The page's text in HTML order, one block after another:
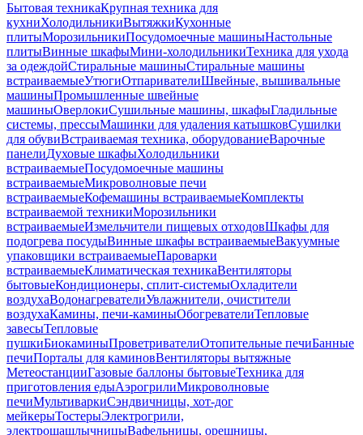
Бытовая техникаКрупная техника для
кухниХолодильникиВытяжкиКухонные
плитыМорозильникиПосудомоечные машиныНастольные
плитыВинные шкафыМини-холодильникиТехника для ухода
за одеждойСтиральные машиныСтиральные машины
встраиваемыеУтюгиОтпаривателиШвейные, вышивальные
машиныПромышленные швейные
машиныОверлокиСушильные машины, шкафыГладильные
системы, прессыМашинки для удаления катышковСушилки
для обувиВстраиваемая техника, оборудованиеВарочные
панелиДуховые шкафыХолодильники
встраиваемыеПосудомоечные машины
встраиваемыеМикроволновые печи
встраиваемыеКофемашины встраиваемыеКомплекты
встраиваемой техникиМорозильники
встраиваемыеИзмельчители пищевых отходовШкафы для
подогрева посудыВинные шкафы встраиваемыеВакуумные
упаковщики встраиваемыеПароварки
встраиваемыеКлиматическая техникаВентиляторы
бытовыеКондиционеры, сплит-системыОхладители
воздухаВодонагревателиУвлажнители, очистители
воздухаКамины, печи-каминыОбогревателиТепловые
завесыТепловые
пушкиБиокаминыПроветривателиОтопительные печиБанные
печиПорталы для каминовВентиляторы вытяжные
МетеостанцииГазовые баллоны бытовыеТехника для
приготовления едыАэрогрилиМикроволновые
печиМультиваркиСэндвичницы, хот-дог
мейкерыТостерыЭлектрогрили,
электрошашлычницыВафельницы, орешницы,